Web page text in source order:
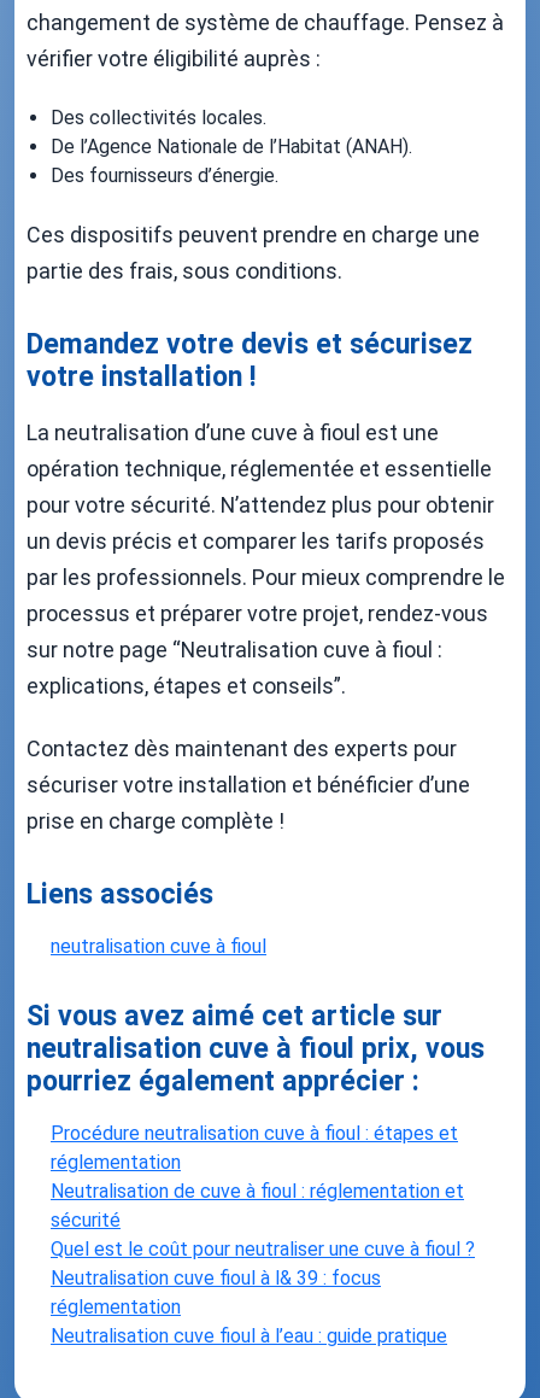
changement de système de chauffage. Pensez à
vérifier votre éligibilité auprès :
Des collectivités locales.
De l’Agence Nationale de l’Habitat (ANAH).
Des fournisseurs d’énergie.
Ces dispositifs peuvent prendre en charge une
partie des frais, sous conditions.
Demandez votre devis et sécurisez
votre installation !
La neutralisation d’une cuve à fioul est une
opération technique, réglementée et essentielle
pour votre sécurité. N’attendez plus pour obtenir
un devis précis et comparer les tarifs proposés
par les professionnels. Pour mieux comprendre le
processus et préparer votre projet, rendez-vous
sur notre page “Neutralisation cuve à fioul :
explications, étapes et conseils”.
Contactez dès maintenant des experts pour
sécuriser votre installation et bénéficier d’une
prise en charge complète !
Liens associés
neutralisation cuve à fioul
Si vous avez aimé cet article sur
neutralisation cuve à fioul prix, vous
pourriez également apprécier :
Procédure neutralisation cuve à fioul : étapes et
réglementation
Neutralisation de cuve à fioul : réglementation et
sécurité
Quel est le coût pour neutraliser une cuve à fioul ?
Neutralisation cuve fioul à l& 39 : focus
réglementation
Neutralisation cuve fioul à l’eau : guide pratique